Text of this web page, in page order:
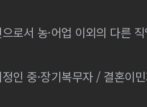
으로서 농·어업 이외의 다른
인 중·장기복무자 / 결혼이